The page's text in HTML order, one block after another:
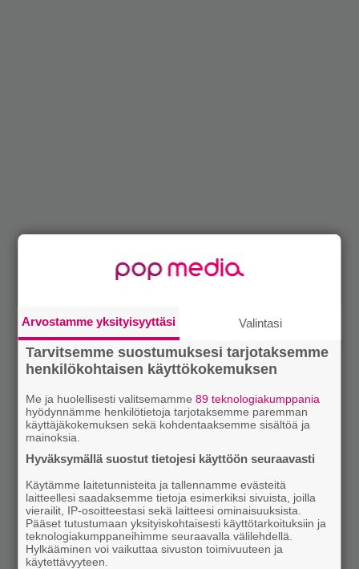
Arvostamme yksityisyyttäsi Valintasi
Tarvitsemme suostumuksesi tarjotaksemme
henkilökohtaisen käyttökokemuksen
Me ja huolellisesti valitsemamme89 teknologiakumppania
hyödynnämme henkilötietoja tarjotaksemme paremman
käyttäjäkokemuksen sekä kohdentaaksemme sisältöä ja
mainoksia.
Hyväksymällä suostut tietojesi käyttöön seuraavasti
Käytämme laitetunnisteita ja tallennamme evästeitä
laitteellesi saadaksemme tietoja esimerkiksi sivuista, joilla
vierailit, IP-osoitteestasi sekä laitteesi ominaisuuksista.
Pääset tutustumaan yksityiskohtaisesti käyttötarkoituksiin ja
teknologiakumppaneihimme seuraavalla välilehdellä.
Hylkääminen voi vaikuttaa sivuston toimivuuteen ja
käytettävyyteen.